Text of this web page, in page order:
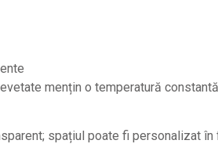
mențin o temperatură
spațiul poate fi personalizat